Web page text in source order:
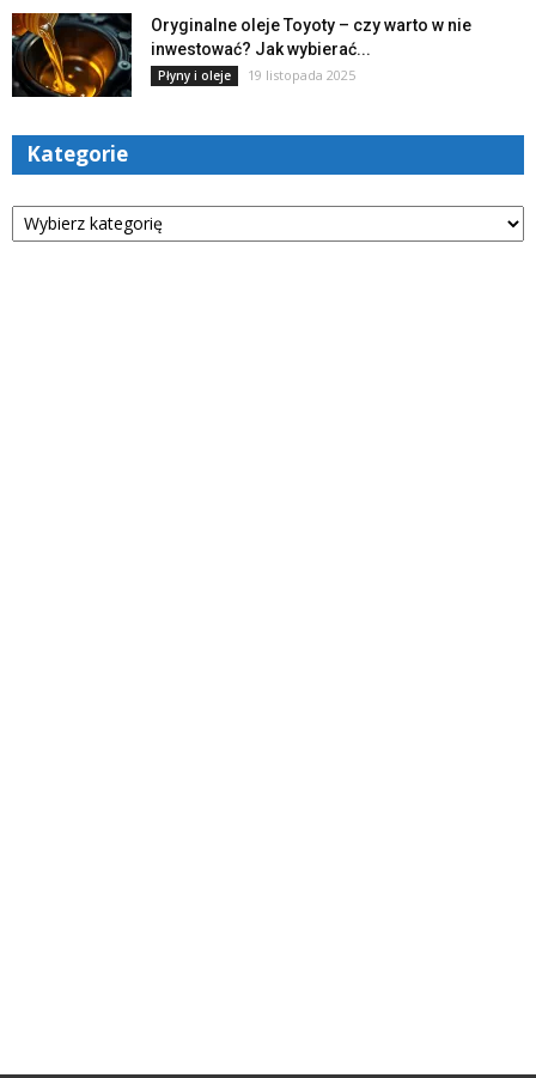
Oryginalne oleje Toyoty – czy warto w nie
inwestować? Jak wybierać...
Płyny i oleje 19 listopada 2025
Kategorie
Kategorie